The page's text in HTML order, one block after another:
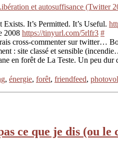
et autosuffisance (Twitter
It’s Permitted. It’s Useful.
2008 https://tinyurl.com/5rlfr3 #
cross-commenter sur twitter…
: site classé et sensible
en forêt de La Teste. Un peu dur
, énergie, forêt, friendfeed,
ce que je dis (ou